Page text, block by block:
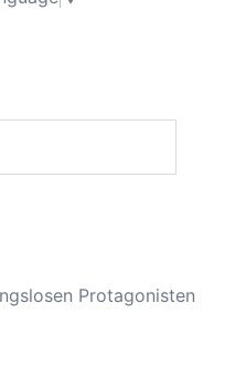
Protagonisten